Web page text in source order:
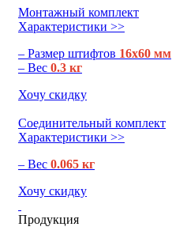
Монтажный комплект
Характеристики >>
– Размер штифтов 16х60 мм
– Вес 0.3 кг
Хочу скидку
Соединительный комплект
Характеристики >>
– Вес 0.065 кг
Хочу скидку
Продукция